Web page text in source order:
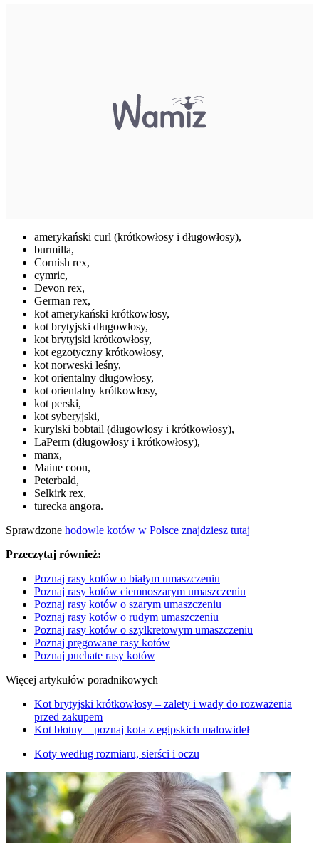
amerykański curl (krótkowłosy i długowłosy),
burmilla,
Cornish rex,
cymric,
Devon rex,
German rex,
kot amerykański krótkowłosy,
kot brytyjski długowłosy,
kot brytyjski krótkowłosy,
kot egzotyczny krótkowłosy,
kot norweski leśny,
kot orientalny długowłosy,
kot orientalny krótkowłosy,
kot perski,
kot syberyjski,
kurylski bobtail (długowłosy i krótkowłosy),
LaPerm (długowłosy i krótkowłosy),
manx,
Maine coon,
Peterbald,
Selkirk rex,
turecka angora.
Sprawdzone hodowle kotów w Polsce znajdziesz tutaj
Przeczytaj również:
Poznaj rasy kotów o białym umaszczeniu
Poznaj rasy kotów ciemnoszarym umaszczeniu
Poznaj rasy kotów o szarym umaszczeniu
Poznaj rasy kotów o rudym umaszczeniu
Poznaj rasy kotów o szylkretowym umaszczeniu
Poznaj pręgowane rasy kotów
Poznaj puchate rasy kotów
Więcej artykułów poradnikowych
Kot brytyjski krótkowłosy – zalety i wady do rozważenia
przed zakupem
Kot błotny – poznaj kota z egipskich malowideł
Koty według rozmiaru, sierści i oczu